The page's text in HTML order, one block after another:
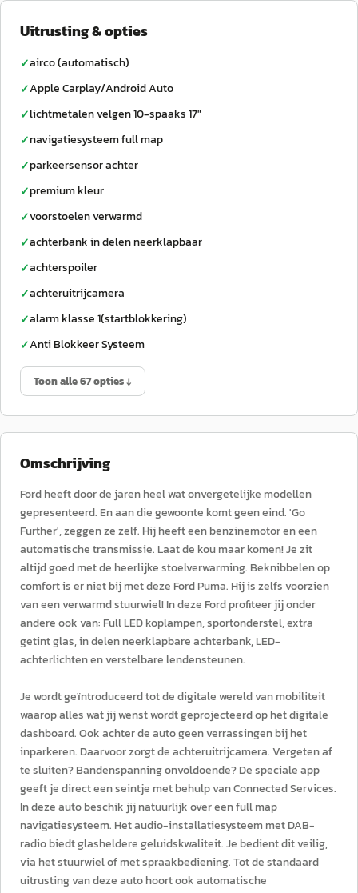
Uitrusting & opties
✓airco (automatisch)
✓Apple Carplay/Android Auto
✓lichtmetalen velgen 10-spaaks 17"
✓navigatiesysteem full map
✓parkeersensor achter
✓premium kleur
✓voorstoelen verwarmd
✓achterbank in delen neerklapbaar
✓achterspoiler
✓achteruitrijcamera
✓alarm klasse 1(startblokkering)
✓Anti Blokkeer Systeem
Toon alle 67 opties ↓
Omschrijving
Ford heeft door de jaren heel wat onvergetelijke modellen
gepresenteerd. En aan die gewoonte komt geen eind. 'Go
Further', zeggen ze zelf. Hij heeft een benzinemotor en een
automatische transmissie. Laat de kou maar komen! Je zit
altijd goed met de heerlijke stoelverwarming. Beknibbelen op
comfort is er niet bij met deze Ford Puma. Hij is zelfs voorzien
van een verwarmd stuurwiel! In deze Ford profiteer jij onder
andere ook van: Full LED koplampen, sportonderstel, extra
getint glas, in delen neerklapbare achterbank, LED-
achterlichten en verstelbare lendensteunen.
Je wordt geïntroduceerd tot de digitale wereld van mobiliteit
waarop alles wat jij wenst wordt geprojecteerd op het digitale
dashboard. Ook achter de auto geen verrassingen bij het
inparkeren. Daarvoor zorgt de achteruitrijcamera. Vergeten af
te sluiten? Bandenspanning onvoldoende? De speciale app
geeft je direct een seintje met behulp van Connected Services.
In deze auto beschik jij natuurlijk over een full map
navigatiesysteem. Het audio-installatiesysteem met DAB-
radio biedt glasheldere geluidskwaliteit. Je bedient dit veilig,
via het stuurwiel of met spraakbediening. Tot de standaard
uitrusting van deze auto hoort ook automatische